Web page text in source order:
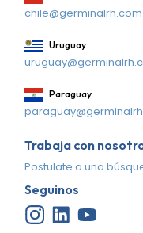
Uruguay
Paraguay
Trabaja con
Postulate a una
Seguinos